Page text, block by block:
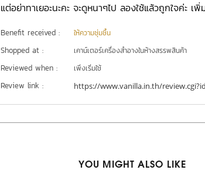
แต่อย่าทาเยอะนะคะ จะดูหนาๆไป ลองใช้แล้วถูกใจค่ะ
Benefit received : ให้ความชุ่มชื้น
Shopped at : เคาน์เตอร์เครื่องสำอางในห้างสรรพสินค้า
Reviewed when : เพิ่งเริ่มใช้
Review link : https://www.vanilla.in.th/
YOU MIGHT ALSO LIKE